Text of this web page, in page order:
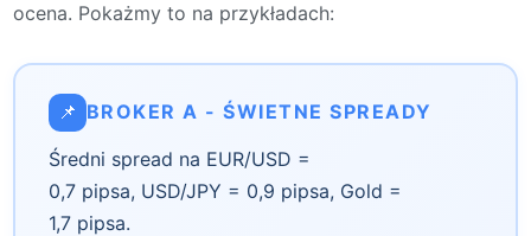
ocena. Pokażmy to na przykładach:
📌 BROKER A - ŚWIETNE SPREADY
Średni spread na EUR/USD =
0,7 pipsa, USD/JPY = 0,9 pipsa, Gold =
1,7 pipsa.